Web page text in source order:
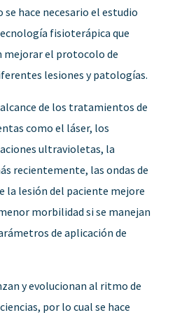
hace necesario el estudio
fisioterápica que
mejorar el protocolo de
lesiones y patologías.
de los tratamientos de
como el láser, los
ultravioletas, la
recientemente, las ondas de
la lesión del paciente mejore
morbilidad si se manejan
de aplicación de
y evolucionan al ritmo de
por lo cual se hace